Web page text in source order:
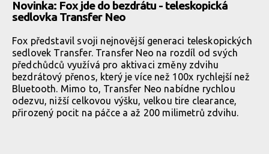
Novinka: Fox jde do bezdrátu - teleskopická
sedlovka Transfer Neo
Fox představil svoji nejnovější generaci teleskopických
sedlovek Transfer. Transfer Neo na rozdíl od svých
předchůdců využívá pro aktivaci změny zdvihu
bezdrátový přenos, který je více než 100x rychlejší než
Bluetooth. Mimo to, Transfer Neo nabídne rychlou
odezvu, nižší celkovou výšku, velkou tire clearance,
přirozený pocit na páčce a až 200 milimetrů zdvihu.